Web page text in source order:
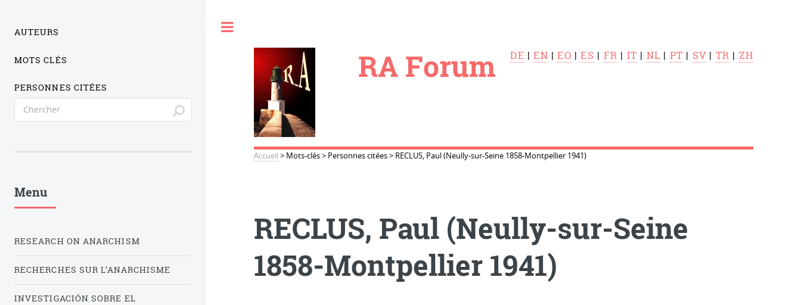
RA Forum DE |EN |EO |ES | FR | IT | NL | PT | SV | TR | ZH
Accueil > Mots-clés> Personnes citées> RECLUS, Paul (Neully-sur-Seine 1858-Montpellier 1941)
RECLUS, Paul (Neully-sur-Seine
1858-Montpellier 1941)
AUTEURS
MOTS CLÉS
PERSONNES CITÉES
Menu
RESEARCH ON ANARCHISM
RECHERCHES SUR L’ANARCHISME
INVESTIGACIÓN SOBRE EL